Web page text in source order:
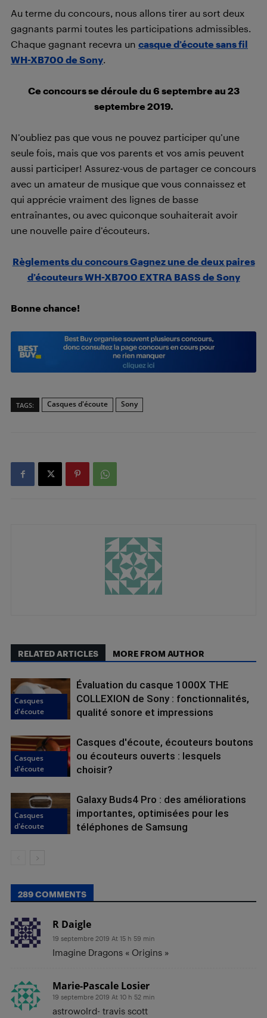
Au terme du concours, nous allons tirer au sort deux
gagnants parmi toutes les participations admissibles.
Chaque gagnant recevra un casque d’écoute sans fil
WH-XB700 de Sony
Ce concours se déroule du 6 septembre au 23
septembre 2019.
N’oubliez pas que vous ne pouvez participer qu’une
seule fois, mais que vos parents et vos amis peuvent
aussi participer! Assurez-vous de partager ce concours
avec un amateur de musique que vous connaissez et
qui apprécie vraiment des lignes de basse
entraînantes, ou avec quiconque souhaiterait avoir
une nouvelle paire d’écouteurs.
Règlements du concours Gagnez une de deux paires
d’écouteurs WH-XB700 EXTRA BASS de Sony
Bonne chance!
TAGS: Casques d'écoute Sony
RELATED ARTICLES MORE FROM AUTHOR
Casques
d'écoute
Évaluation du casque 1000X THE
COLLEXION de Sony : fonctionnalités,
qualité sonore et impressions
Casques
d'écoute
Casques d'écoute, écouteurs boutons
ou écouteurs ouverts : lesquels
choisir?
Casques
d'écoute
Galaxy Buds4 Pro : des améliorations
importantes, optimisées pour les
téléphones de Samsung
289 COMMENTS
R Daigle
19 septembre 2019 At 15 h 59 min
Imagine Dragons « Origins »
Marie-Pascale Losier
19 septembre 2019 At 10 h 52 min
astrowolrd- travis scott